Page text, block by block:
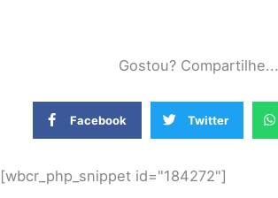
Gostou? Compartilhe...
Facebook Twitter
[wbcr_php_snippet id="184272"]